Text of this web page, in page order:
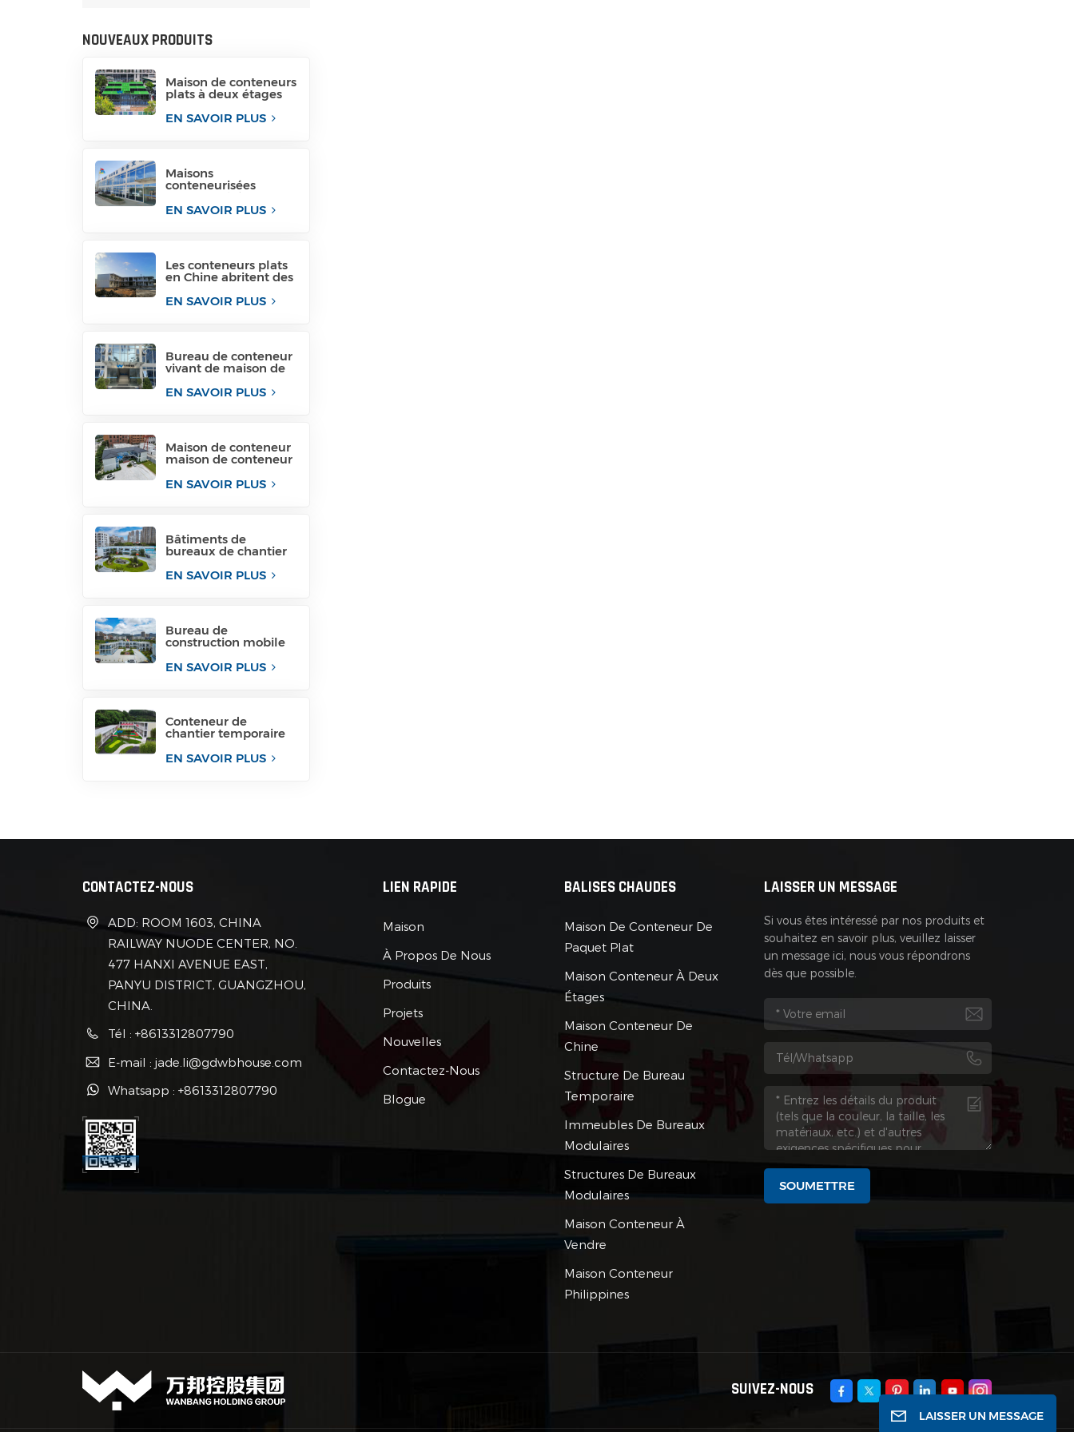
NOUVEAUX PRODUITS
Maison de conteneurs
plats à deux étages
en provenance de
Chine
EN SAVOIR PLUS
Maisons
conteneurisées
conteneurisées pour
immeubles de
EN SAVOIR PLUS
Les conteneurs plats
en Chine abritent des
conteneurs
EN SAVOIR PLUS
Bureau de conteneur
vivant de maison de
plat pour le site de
EN SAVOIR PLUS
Maison de conteneur
maison de conteneur
temporaire
EN SAVOIR PLUS
Bâtiments de
bureaux de chantier
modulaires structures
EN SAVOIR PLUS
Bureau de
construction mobile
bâtiments
EN SAVOIR PLUS
Conteneur de
chantier temporaire
EN SAVOIR PLUS
CONTACTEZ-NOUS
ADD: ROOM 1603, CHINA
RAILWAY NUODE CENTER, NO.
477 HANXI AVENUE EAST,
PANYU DISTRICT, GUANGZHOU,
CHINA.
Tél : +8613312807790
E-mail : jade.li@gdwbhouse.com
Whatsapp : +8613312807790
LIEN RAPIDE
Maison
À Propos De Nous
Produits
Projets
Nouvelles
Contactez-Nous
Blogue
BALISES CHAUDES
Maison De Conteneur De
Paquet Plat
Maison Conteneur À Deux
Étages
Maison Conteneur De
Chine
Structure De Bureau
Temporaire
Immeubles De Bureaux
Modulaires
Structures De Bureaux
Modulaires
Maison Conteneur À
Vendre
Maison Conteneur
Philippines
LAISSER UN MESSAGE
Si vous êtes intéressé par nos produits et
souhaitez en savoir plus, veuillez laisser
un message ici, nous vous répondrons
dès que possible.
SOUMETTRE
SUIVEZ-NOUS
LAISSER UN MESSAGE